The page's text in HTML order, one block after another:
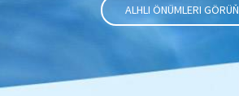
ALHLI ÖNÜMLERI GÖRÜŇ